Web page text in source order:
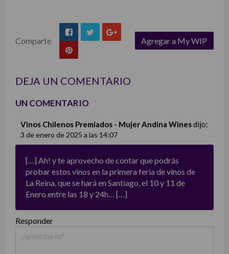
Comparte
Agregar a My WIP
DEJA UN COMENTARIO
UN COMENTARIO
Vinos Chilenos Premiados - Mujer Andina Winesdijo:
3 de enero de 2025 a las 14:07
[…] Ah! y te aprovecho de contar que podrás
probar estos vinos en la primera feria de vinos de
La Reina, que se hará en Santiago, el 10 y 11 de
Enero entre las 18 y 24h… […]
Responder